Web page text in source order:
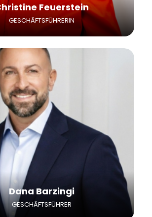
Feuerstein
GESCHÄFTSFÜHRERIN
Dana Barzingi
GESCHÄFTSFÜHRER
Dana Barzingi ist seit März 2026
von Heuse Interim. Er verfügt
mehr als 20 Jahre Erfahrung im
mit den
Interim Management,
und Arbeitnehmerüberlassung.
mit Christine Feuerstein treibt er
Ausrichtung von Heuse
Interim weiter voran.